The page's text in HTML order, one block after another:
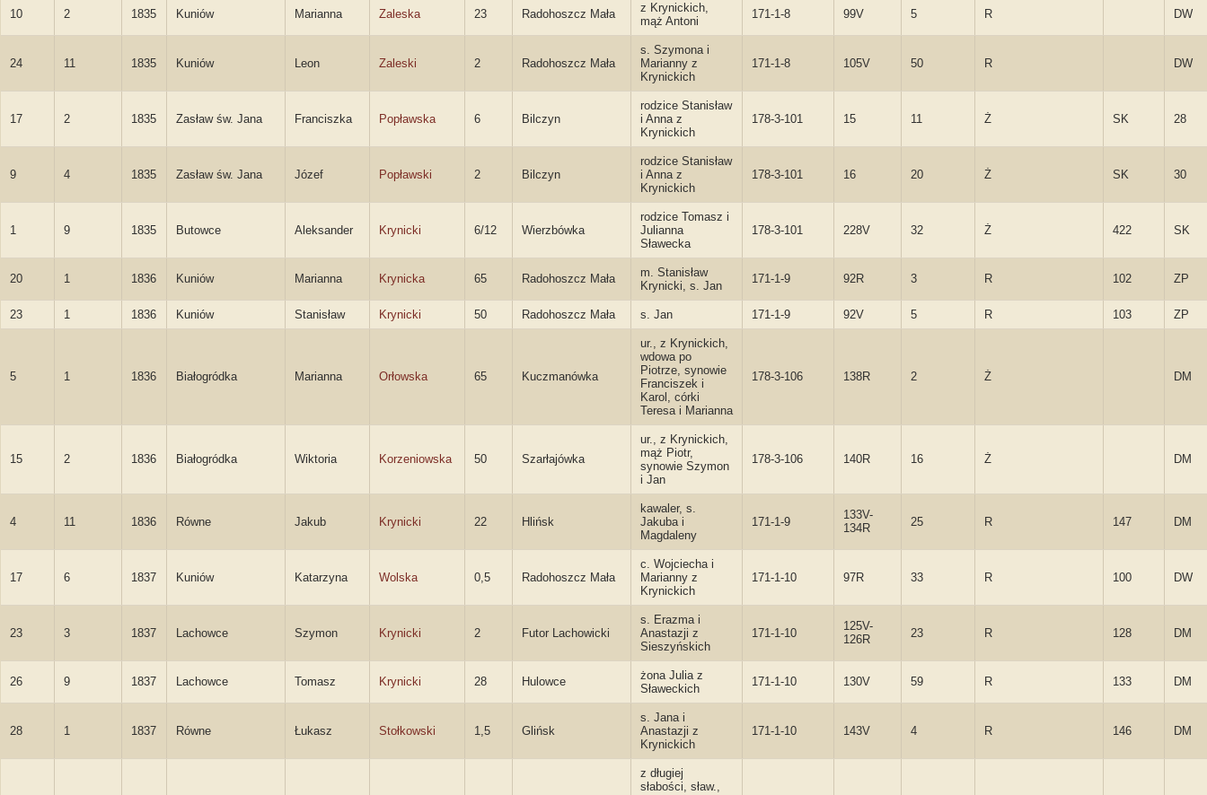
10 2 1835 Kuniów Marianna Zaleska 23 Radohoszcz Mała
z Krynickich,
mąż Antoni
171-1-8 99V 5 R DW
24 11 1835 Kuniów Leon Zaleski 2 Radohoszcz Mała
s. Szymona i
Marianny z
Krynickich
171-1-8 105V 50 R DW
17 2 1835 Zasław św. Jana Franciszka Popławska 6 Bilczyn
rodzice Stanisław
i Anna z
Krynickich
178-3-101 15 11 Ż SK 28
9 4 1835 Zasław św. Jana Józef Popławski 2 Bilczyn
rodzice Stanisław
i Anna z
Krynickich
178-3-101 16 20 Ż SK 30
1 9 1835 Butowce Aleksander Krynicki 6/12 Wierzbówka
rodzice Tomasz i
Julianna
Sławecka
178-3-101 228V 32 Ż 422 SK
20 1 1836 Kuniów Marianna Krynicka 65 Radohoszcz Mała
m. Stanisław
Krynicki, s. Jan
171-1-9 92R 3 R 102 ZP
23 1 1836 Kuniów Stanisław Krynicki 50 Radohoszcz Mała s. Jan 171-1-9 92V 5 R 103 ZP
5 1 1836 Białogródka Marianna Orłowska 65 Kuczmanówka
ur., z Krynickich,
wdowa po
Piotrze, synowie
Franciszek i
Karol, córki
Teresa i Marianna
178-3-106 138R 2 Ż DM
15 2 1836 Białogródka Wiktoria Korzeniowska 50 Szarłajówka
ur., z Krynickich,
mąż Piotr,
synowie Szymon
i Jan
178-3-106 140R 16 Ż DM
4 11 1836 Równe Jakub Krynicki 22 Hlińsk
kawaler, s.
Jakuba i
Magdaleny
171-1-9
133V-
134R
25 R 147 DM
17 6 1837 Kuniów Katarzyna Wolska 0,5 Radohoszcz Mała
c. Wojciecha i
Marianny z
Krynickich
171-1-10 97R 33 R 100 DW
23 3 1837 Lachowce Szymon Krynicki 2 Futor Lachowicki
s. Erazma i
Anastazji z
Sieszyńskich
171-1-10
125V-
126R
23 R 128 DM
26 9 1837 Lachowce Tomasz Krynicki 28 Hulowce
żona Julia z
Sławeckich
171-1-10 130V 59 R 133 DM
28 1 1837 Równe Łukasz Stołkowski 1,5 Glińsk
s. Jana i
Anastazji z
Krynickich
171-1-10 143V 4 R 146 DM
z długiej
słabości, sław.,